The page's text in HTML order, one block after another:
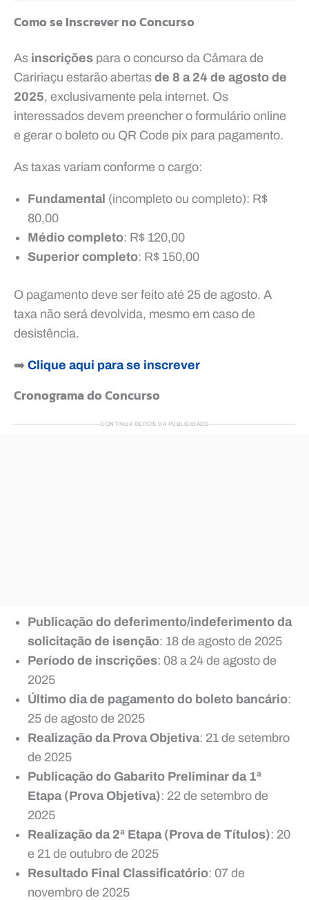
Como se Inscrever no Concurso
As inscrições para o concurso da Câmara de
Caririaçu estarão abertas de 8 a 24 de agosto de
2025, exclusivamente pela internet. Os
interessados devem preencher o formulário online
e gerar o boleto ou QR Code pix para pagamento.
As taxas variam conforme o cargo:
Fundamental (incompleto ou completo): R$
80,00
Médio completo: R$ 120,00
Superior completo: R$ 150,00
O pagamento deve ser feito até 25 de agosto. A
taxa não será devolvida, mesmo em caso de
desistência.
➡️ Clique aqui para se inscrever
Cronograma do Concurso
CONTINUA DEPOIS DA PUBLICIDADE
Publicação do deferimento/indeferimento da
solicitação de isenção: 18 de agosto de 2025
Período de inscrições: 08 a 24 de agosto de
2025
Último dia de pagamento do boleto bancário:
25 de agosto de 2025
Realização da Prova Objetiva: 21 de setembro
de 2025
Publicação do Gabarito Preliminar da 1ª
Etapa (Prova Objetiva): 22 de setembro de
2025
Realização da 2ª Etapa (Prova de Títulos): 20
e 21 de outubro de 2025
Resultado Final Classificatório: 07 de
novembro de 2025